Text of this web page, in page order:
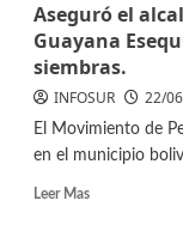
Aseguró el
Guayana
siembras.
INFOSUR 22/
El Movimiento de
en el municipio
Leer Mas